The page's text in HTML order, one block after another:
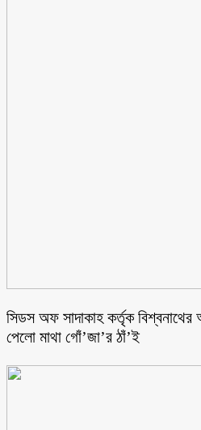
সিডস অফ সাদাকাহ কর্তৃক বিশ্বনাথের
পেলো মাথা গোঁ’জা’র ঠাঁ’ই